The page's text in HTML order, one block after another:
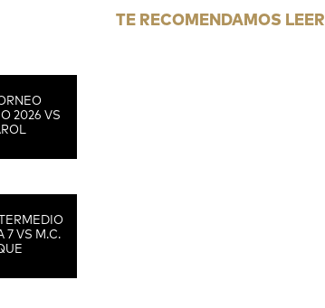
TE RECOMENDAMOS LEER
2026 VS
7 VS M.C.